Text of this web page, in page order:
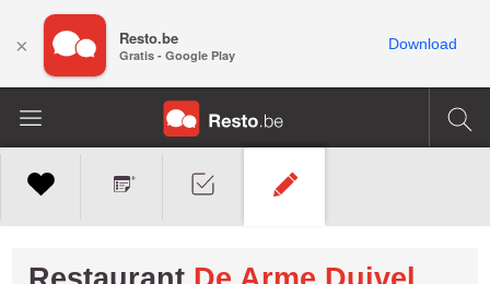
× Resto.be
Gratis - Google Play
Download